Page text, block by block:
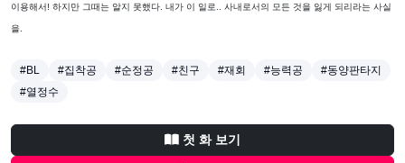
이용해서! 하지만 그때는 알지 못했다. 내가 이 일로.. 사내로서의 모든 것을 잃게 되리라는 사실
을.
#BL #집착공 #순정공 #친구 #재회 #능력공
#동양판타지
#열정수
첫 화 보기